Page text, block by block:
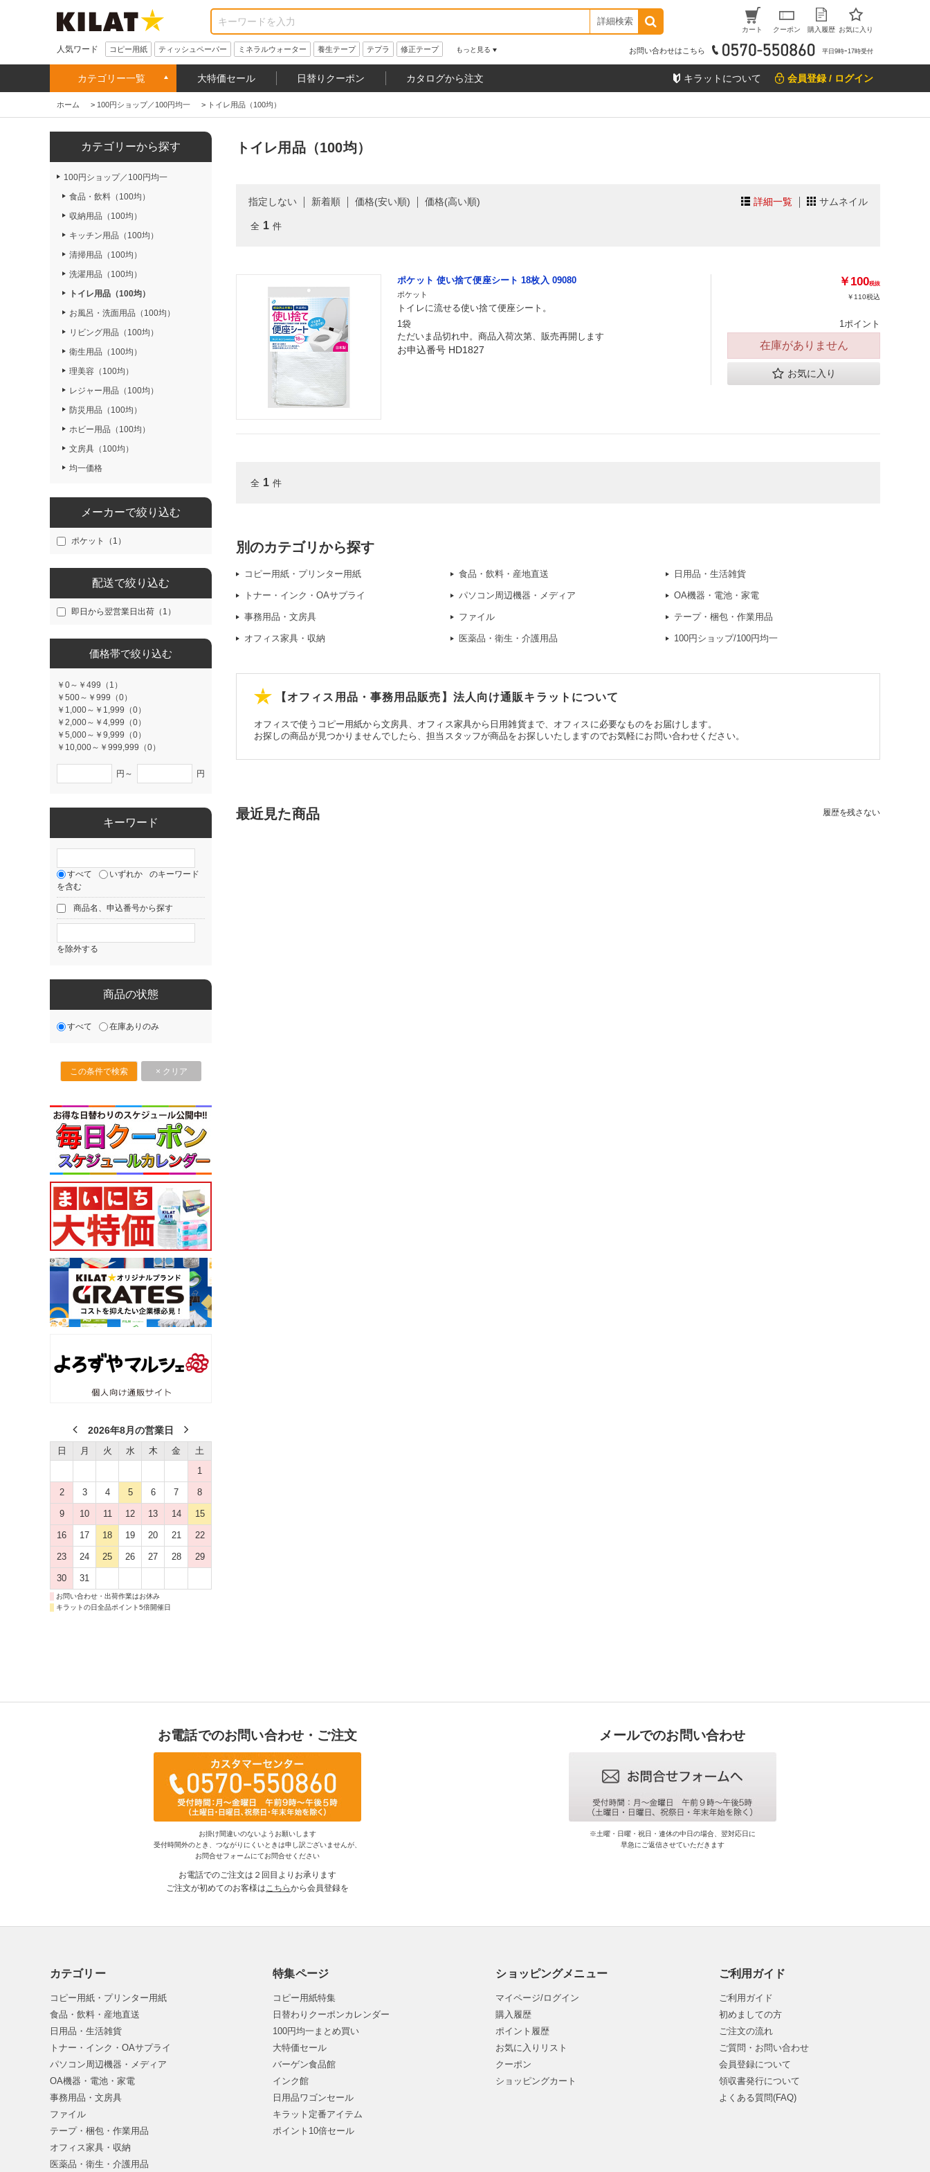
詳細検索
カート クーポン 購入履歴 お気に入り
人気ワード コピー用紙 ティッシュペーパー ミネラルウォーター 養生テープ テプラ 修正テープ もっと見る お問い合わせはこちら 平日9時ｰ17時受付
カテゴリー一覧 大特価セール 日替りクーポン カタログから注文 キラットについて 会員登録 / ログイン
ホーム > 100円ショップ／100円均一 > トイレ用品（100均）
カテゴリーから探す
100円ショップ／100円均一
食品・飲料（100均）
収納用品（100均）
キッチン用品（100均）
清掃用品（100均）
洗濯用品（100均）
トイレ用品（100均）
お風呂・洗面用品（100均）
リビング用品（100均）
衛生用品（100均）
理美容（100均）
レジャー用品（100均）
防災用品（100均）
ホビー用品（100均）
文房具（100均）
均一価格
メーカーで絞り込む
ポケット（1）
配送で絞り込む
即日から翌営業日出荷（1）
価格帯で絞り込む
￥0～￥499（1）
￥500～￥999（0）
￥1,000～￥1,999（0）
￥2,000～￥4,999（0）
￥5,000～￥9,999（0）
￥10,000～￥999,999（0）
円～ 円
キーワード
すべて いずれか
のキーワード
を含む
商品名、申込番号から探す
を除外する
商品の状態
すべて 在庫ありのみ
2026年8月の営業日
日 月 火 水 木 金
土
1
2 3 4 5 6 7 8
9 10 11 12 13 14 15
16 17 18 19 20 21 22
23 24 25 26 27 28 29
30 31
お問い合わせ・出荷作業はお休み
キラットの日全品ポイント5倍開催日
トイレ用品（100均）
詳細一覧 サムネイル
指定しない 新着順 価格(安い順) 価格(高い順)
全 1 件
ポケット 使い捨て便座シート 18枚入 09080
ポケット
トイレに流せる使い捨て便座シート。
1袋
ただいま品切れ中。商品入荷次第、販売再開します
お申込番号 HD1827
￥100税抜
￥110税込
1ポイント
在庫がありません
お気に入り
全 1 件
別のカテゴリから探す
コピー用紙・プリンター用紙 食品・飲料・産地直送 日用品・生活雑貨
トナー・インク・OAサプライ パソコン周辺機器・メディア OA機器・電池・家電
事務用品・文房具 ファイル テープ・梱包・作業用品
オフィス家具・収納 医薬品・衛生・介護用品 100円ショップ/100円均一
【オフィス用品・事務用品販売】法人向け通販キラットについて
オフィスで使うコピー用紙から文房具、オフィス家具から日用雑貨まで、オフィスに必要なものをお届けします。
お探しの商品が見つかりませんでしたら、担当スタッフが商品をお探しいたしますのでお気軽にお問い合わせください。
最近見た商品 履歴を残さない
お電話でのお問い合わせ・ご注文
お掛け間違いのないようお願いします
受付時間外のとき、つながりにくいときは申し訳ございませんが、
お問合せフォームにてお問合せください
お電話でのご注文は２回目よりお承ります
ご注文が初めてのお客様はこちらから会員登録を
メールでのお問い合わせ
※土曜・日曜・祝日・連休の中日の場合、翌対応日に
早急にご返信させていただきます
カテゴリー
コピー用紙・プリンター用紙
食品・飲料・産地直送
日用品・生活雑貨
トナー・インク・OAサプライ
パソコン周辺機器・メディア
OA機器・電池・家電
事務用品・文房具
ファイル
テープ・梱包・作業用品
オフィス家具・収納
医薬品・衛生・介護用品
特集ページ
コピー用紙特集
日替わりクーポンカレンダー
100円均一まとめ買い
大特価セール
バーゲン食品館
インク館
日用品ワゴンセール
キラット定番アイテム
ポイント10倍セール
ショッピングメニュー
マイページ/ログイン
購入履歴
ポイント履歴
お気に入りリスト
クーポン
ショッピングカート
ご利用ガイド
ご利用ガイド
初めましての方
ご注文の流れ
ご質問・お問い合わせ
会員登録について
領収書発行について
よくある質問(FAQ)